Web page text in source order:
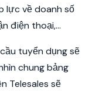
lực về doanh số
điện thoại,...
tuyển dụng sẽ
chung bảng
Telesales sẽ